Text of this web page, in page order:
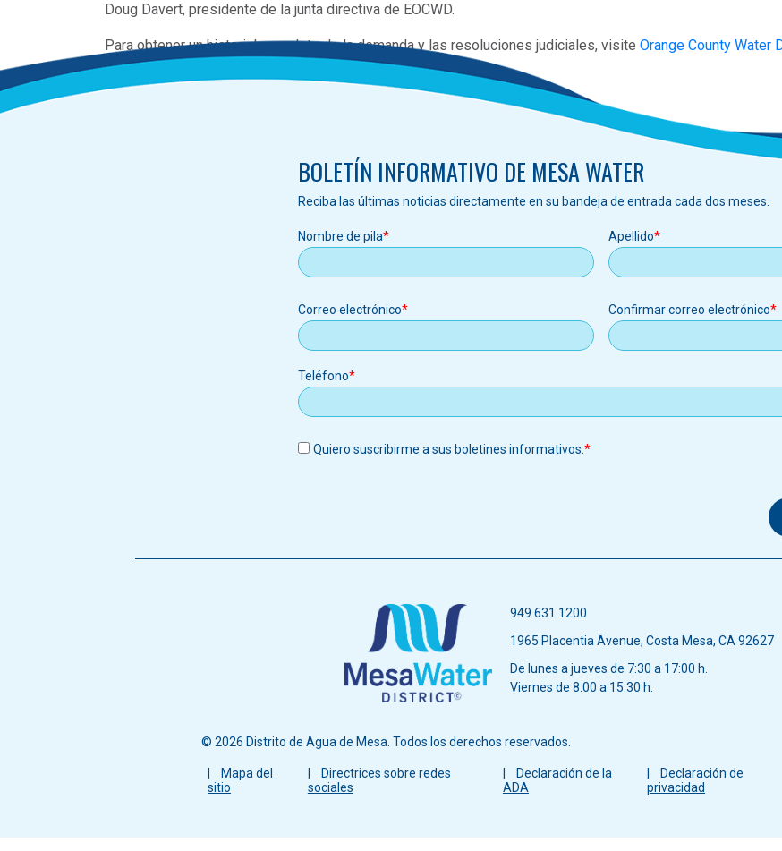
Doug Davert, presidente de la junta directiva de EOCWD.
Para obtener un historial completo de la demanda y las resoluciones judiciales, visite Orange County Water
Ranch Water District y OCWD | Mesa Water District.
BOLETÍN INFORMATIVO DE MESA WATER
Reciba las últimas noticias directamente en su bandeja de entrada cada dos meses.
Nombre de pila Apellido
Correo
electrónico
Correo electrónico Confirmar correo electrónico
Teléfono
Quiero suscribirme a sus boletines informativos.
949.631.1200
1965 Placentia Avenue, Costa Mesa, CA 92627
De lunes a jueves de 7:30 a 17:00 h.
Viernes de 8:00 a 15:30 h.
© 2026 Distrito de Agua de Mesa. Todos los derechos reservados.
Menú
Mapa del
sitio
Directrices sobre redes
sociales
Declaración de la
ADA
Declaración de
privacidad